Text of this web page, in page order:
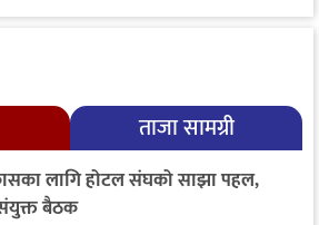
ताजा सामग्री
लागि होटल संघको साझा पहल,
बैठक